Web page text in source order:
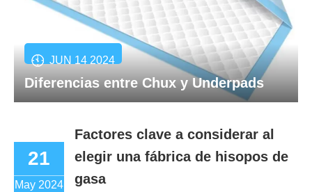
JUN 14 2024
Diferencias entre Chux y Underpads
21
May 2024
Factores clave a considerar al
elegir una fábrica de hisopos de
gasa